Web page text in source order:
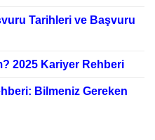
Tarihleri ve Başvuru
2025 Kariyer Rehberi
Bilmeniz Gereken